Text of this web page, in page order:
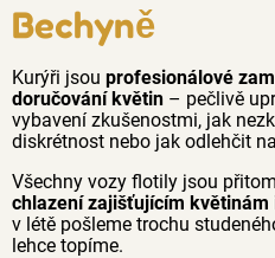
Bechyně
Kurýři jsou profesionálové
doručování květin – pečlivě
vybavení zkušenostmi, jak
diskrétnost nebo jak odlehčit
Všechny vozy flotily jsou
chlazení zajišťujícím květinám
v létě pošleme trochu
lehce topíme.